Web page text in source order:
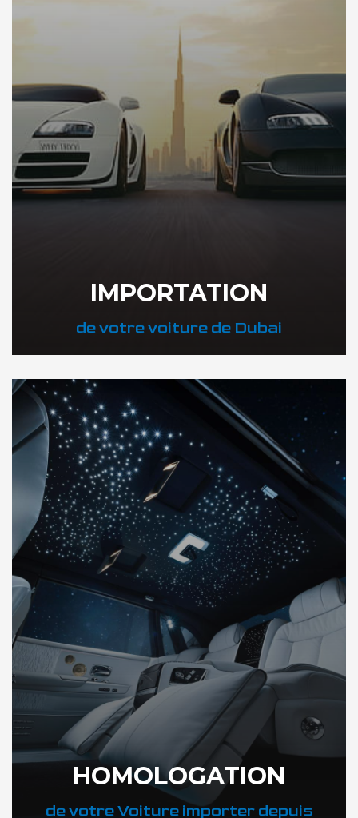
IMPORTATION
de votre voiture de Dubai
DÉCOUVREZ NOTRE IMPORTATION AUTO DUBAI
HOMOLOGATION
de votre Voiture importer depuis